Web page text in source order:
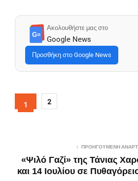
G≡
Ακολουθήστε μας στο
Google News
Προσθήκη στο Google News
1 2
ΠΡΟΗΓΟΎΜΕΝΗ
«Ψιλό Γαζί» της Τάνιας
και 14 Ιουλίου σε